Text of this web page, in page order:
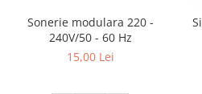
Sonerie modulara 220 -
240V/50 - 60 Hz
15,00 Lei